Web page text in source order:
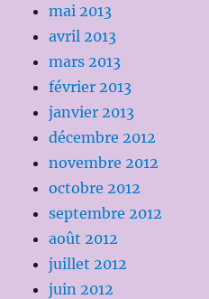
mai 2013
avril 2013
mars 2013
février 2013
janvier 2013
décembre 2012
novembre 2012
octobre 2012
septembre 2012
août 2012
juillet 2012
juin 2012